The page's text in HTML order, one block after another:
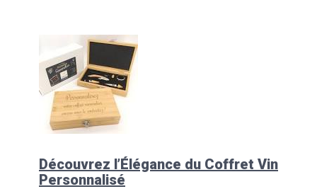
Découvrez l’Élégance du Coffret Vin
Personnalisé